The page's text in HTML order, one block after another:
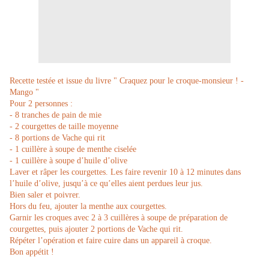
Recette testée et issue du livre " Craquez pour le croque-monsieur ! -
Mango "
Pour 2 personnes :
- 8 tranches de pain de mie
- 2 courgettes de taille moyenne
- 8 portions de Vache qui rit
- 1 cuillère à soupe de menthe ciselée
- 1 cuillère à soupe d’huile d’olive
Laver et râper les courgettes. Les faire revenir 10 à 12 minutes dans
l’huile d’olive, jusqu’à ce qu’elles aient perdues leur jus.
Bien saler et poivrer.
Hors du feu, ajouter la menthe aux courgettes.
Garnir les croques avec 2 à 3 cuillères à soupe de préparation de
courgettes, puis ajouter 2 portions de Vache qui rit.
Répéter l’opération et faire cuire dans un appareil à croque.
Bon appétit !